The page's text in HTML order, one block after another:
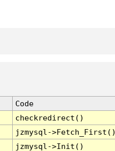
Code
checkredirect()
jzmysql-
jzmysql->Init()